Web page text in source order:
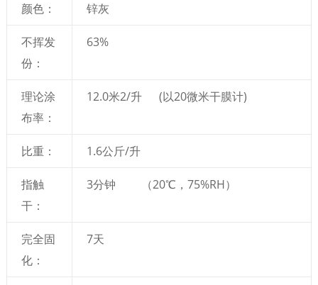
颜色： 锌灰
不挥发
份：
63%
理论涂
布率：
12.0米2/升 (以20微米干膜计)
比重： 1.6公斤/升
指触
干：
3分钟 （20℃，75%RH）
完全固
化：
7天